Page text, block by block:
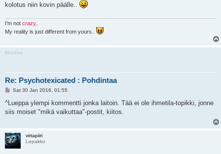
kolotus niin kovin päälle..
I'm not crazy..
My reality is just different from yours..
Mushru
Re: Psychotexicated : Pohdintaa
P
s
Sat 30 Jan 2016, 01:55
^Lueppa ylempi kommentti jonka laitoin. Tää ei ole ihmetila-topikki, jonne
siis moiset "mikä vaikuttaa"-postit, kiitos.
virtapiiri
Lepakko